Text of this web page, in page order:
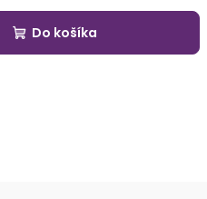
Do košíka